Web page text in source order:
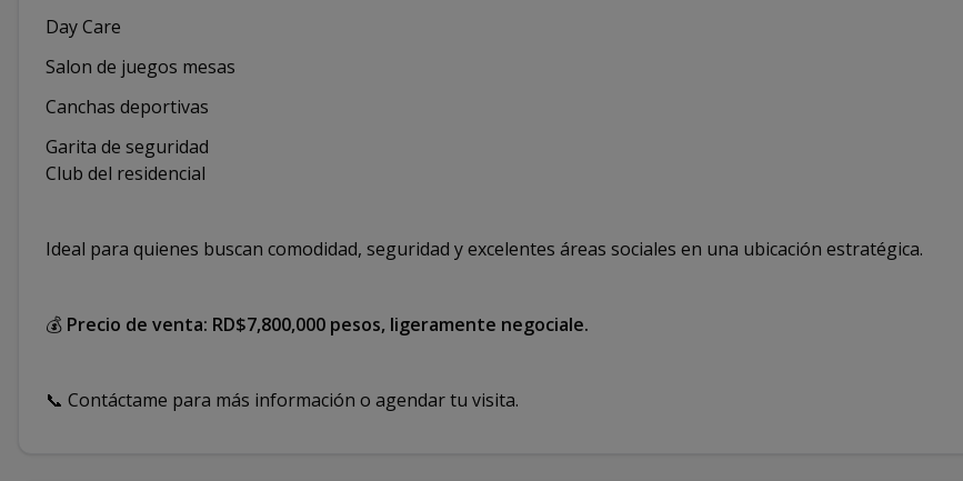
Day Care
Salon de juegos mesas
Canchas deportivas
Garita de seguridad
Club del residencial
Ideal para quienes buscan comodidad, seguridad y excelentes áreas sociales en una ubicación estratégica.
💰 Precio de venta: RD$7,800,000 pesos, ligeramente negociale.
📞 Contáctame para más información o agendar tu visita.